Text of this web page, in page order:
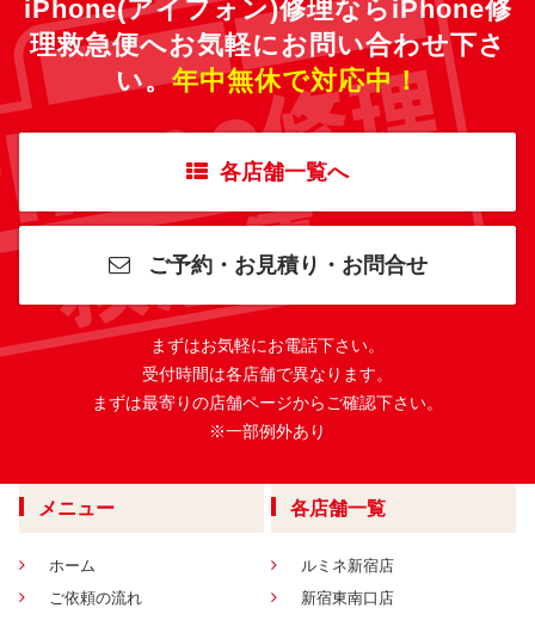
iPhone(アイフォン)修理ならiPhone修
理救急便へお気軽にお問い合わせ下さ
い。年中無休で対応中！
各店舗一覧へ
ご予約・お見積り・お問合せ
まずはお気軽にお電話下さい。
受付時間は各店舗で異なります。
まずは最寄りの店舗ページからご確認下さい。
※一部例外あり
メニュー
ホーム
ご依頼の流れ
各店舗一覧
ルミネ新宿店
新宿東南口店